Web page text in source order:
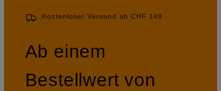
Kostenloser Versand ab CHF 149
Ab einem
Bestellwert von